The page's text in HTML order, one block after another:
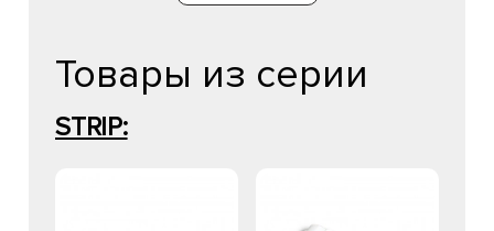
Товары из серии
STRIP: